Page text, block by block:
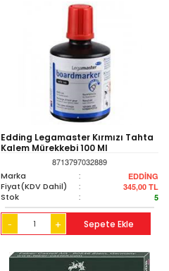
Edding Legamaster Kırmızı Tahta
Kalem Mürekkebi 100 Ml
8713797032889
Marka
: EDDİNG
Fiyat(KDV Dahil) : 345,00 TL
Stok : 5
- + Sepete Ekle